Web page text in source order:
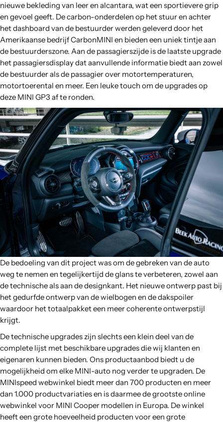
nieuwe bekleding van leer en alcantara, wat een sportievere grip
en gevoel geeft. De carbon-onderdelen op het stuur en achter
het dashboard van de bestuurder werden geleverd door het
Amerikaanse bedrijf CarbonMINI en bieden een uniek tintje aan
de bestuurderszone. Aan de passagierszijde is de laatste upgrade
het passagiersdisplay dat aanvullende informatie biedt aan zowel
de bestuurder als de passagier over motortemperaturen,
motortoerental en meer. Een leuke touch om de upgrades op
deze MINI GP3 af te ronden.
De bedoeling van dit project was om de gebreken van de auto
weg te nemen en tegelijkertijd de glans te verbeteren, zowel aan
de technische als aan de designkant. Het nieuwe ontwerp past bij
het gedurfde ontwerp van de wielbogen en de dakspoiler
waardoor het totaalpakket een meer coherente ontwerpstijl
krijgt.
De technische upgrades zijn slechts een klein deel van de
complete lijst met beschikbare upgrades die wij klanten en
eigenaren kunnen bieden. Ons productaanbod biedt u de
mogelijkheid om elke MINI-auto nog verder te upgraden. De
MINIspeed webwinkel biedt meer dan 700 producten en meer
dan 1.000 productvariaties en is daarmee de grootste online
webwinkel voor MINI Cooper modellen in Europa. De winkel
heeft een grote hoeveelheid producten voor een grote